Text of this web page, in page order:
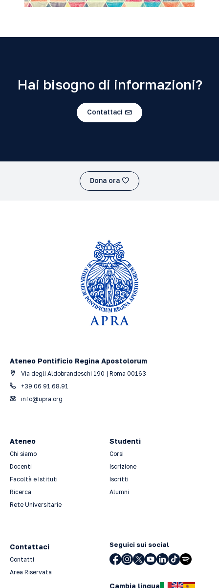
Hai bisogno di informazioni?
Contattaci
Dona ora
Ateneo Pontificio Regina Apostolorum
Via degli Aldobrandeschi 190 | Roma 00163
+39 06 91.68.91
info@upra.org
Ateneo
Chi siamo
Docenti
Facoltà e Istituti
Ricerca
Rete Universitarie
Studenti
Corsi
Iscrizione
Iscritti
Alumni
Contattaci
Contatti
Area Riservata
Seguici sui social
Cambia lingua